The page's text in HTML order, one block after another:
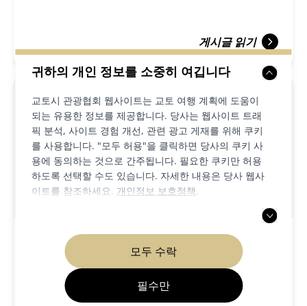
귀하의 개인 정보를 소중히 여깁니다
교토시 관광협회 웹사이트는 교토 여행 계획에 도움이
되는 유용한 정보를 제공합니다. 당사는 웹사이트 트래
픽 분석, 사이트 경험 개선, 관련 광고 게재를 위해 쿠키
를 사용합니다. "모두 허용"을 클릭하면 당사의 쿠키 사
용에 동의하는 것으로 간주됩니다. 필요한 쿠키만 허용
하도록 선택할 수도 있습니다. 자세한 내용은 당사 웹사
이트를 참조하세요. 개인정보 보호정책.
모두 수락
필수만
게시글 읽기
예술 & 문화
2026/04/08
교토의 전통 공연 예술: 음악, 무용, 연극